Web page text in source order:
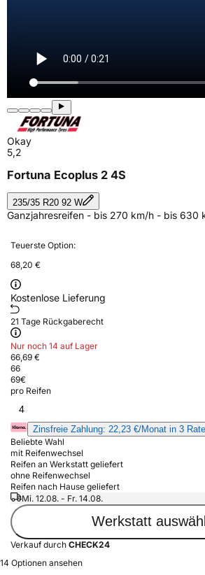
Okay
5,2
Fortuna Ecoplus 2 4S
235/35 R20 92 W
Ganzjahresreifen - bis 270 km/h - bis 630
Teuerste Option:
68,20 €
Kostenlose Lieferung
21 Tage Rückgaberecht
Nur noch 14 auf Lager
66,69 €
66
69€
pro Reifen
4
Zinsfreie Zahlung: 22,23 €/Monat in 3
Beliebte Wahl
mit Reifenwechsel
Reifen an Werkstatt geliefert
ohne Reifenwechsel
Reifen nach Hause geliefert
Mi. 12.08. - Fr. 14.08.
Werkstatt
Verkauf durch CHECK24
14 Optionen ansehen